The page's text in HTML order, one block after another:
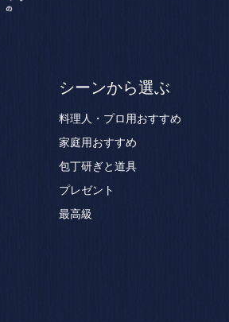
シーンから選ぶ
料理人・プロ用おすすめ
家庭用おすすめ
包丁研ぎと道具
プレゼント
最高級